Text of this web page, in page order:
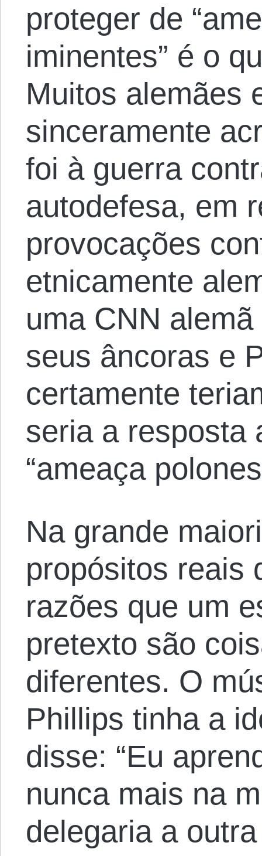
proteger de
iminentes” é o
Muitos alemães
sinceramente
foi à guerra
autodefesa, em
provocações
etnicamente
uma CNN
seus âncoras e
certamente
seria a resposta
“ameaça
Na grande
propósitos reais
razões que um
pretexto são
diferentes. O
Phillips tinha a
disse: “Eu
nunca mais na
delegaria a